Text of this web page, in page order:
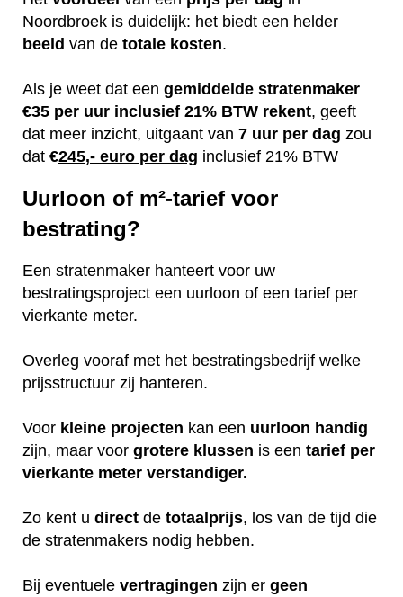
Noordbroek is duidelijk: het biedt een helder
beeld van de totale kosten.
Als je weet dat een gemiddelde stratenmaker
€35 per uur inclusief 21% BTW rekent, geeft
dat meer inzicht, uitgaant van 7 uur per dag zou
dat €245,- euro per dag inclusief 21% BTW
Uurloon of m²-tarief voor
bestrating?
Een stratenmaker hanteert voor uw
bestratingsproject een uurloon of een tarief per
vierkante meter.
Overleg vooraf met het bestratingsbedrijf welke
prijsstructuur zij hanteren.
Voor kleine projecten kan een uurloon handig
zijn, maar voor grotere klussen is een tarief per
vierkante meter verstandiger.
Zo kent u direct de totaalprijs, los van de tijd die
de stratenmakers nodig hebben.
Bij eventuele vertragingen zijn er geen